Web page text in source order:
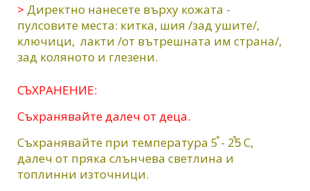
> Директно нанесете върху кожата -
пулсовите места: китка, шия /зад ушите/,
ключици, лакти /от вътрешната им страна/,
зад коляното и глезени.
СЪХРАНЕНИЕ:
Съхранявайте далеч от деца.
Съхранявайте при температура 5֯ - 25֯ С,
далеч от пряка слънчева светлина и
топлинни източници.